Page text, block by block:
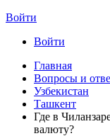
Войти
Войти
Главная
Вопросы и
Узбекистан
Ташкент
Где в
валюту?